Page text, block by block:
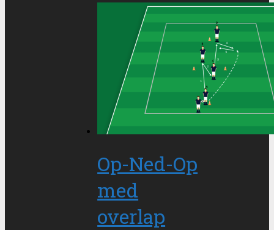
Op-Ned-Op
med
overlap